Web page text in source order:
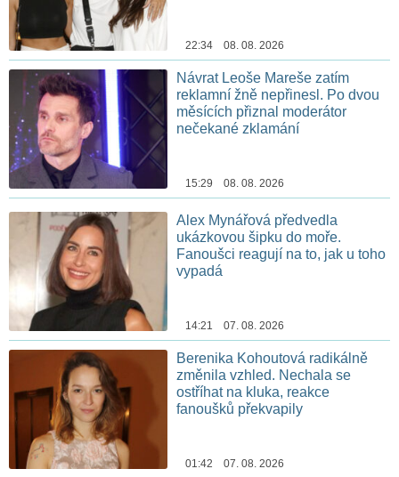
22:34 08. 08. 2026
Návrat Leoše Mareše zatím
reklamní žně nepřinesl. Po dvou
měsících přiznal moderátor
nečekané zklamání
15:29 08. 08. 2026
Alex Mynářová předvedla
ukázkovou šipku do moře.
Fanoušci reagují na to, jak u toho
vypadá
14:21 07. 08. 2026
Berenika Kohoutová radikálně
změnila vzhled. Nechala se
ostříhat na kluka, reakce
fanoušků překvapily
01:42 07. 08. 2026